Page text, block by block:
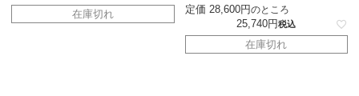
在庫切れ
定価 28,600 のところ
25,740 税込
在庫切れ